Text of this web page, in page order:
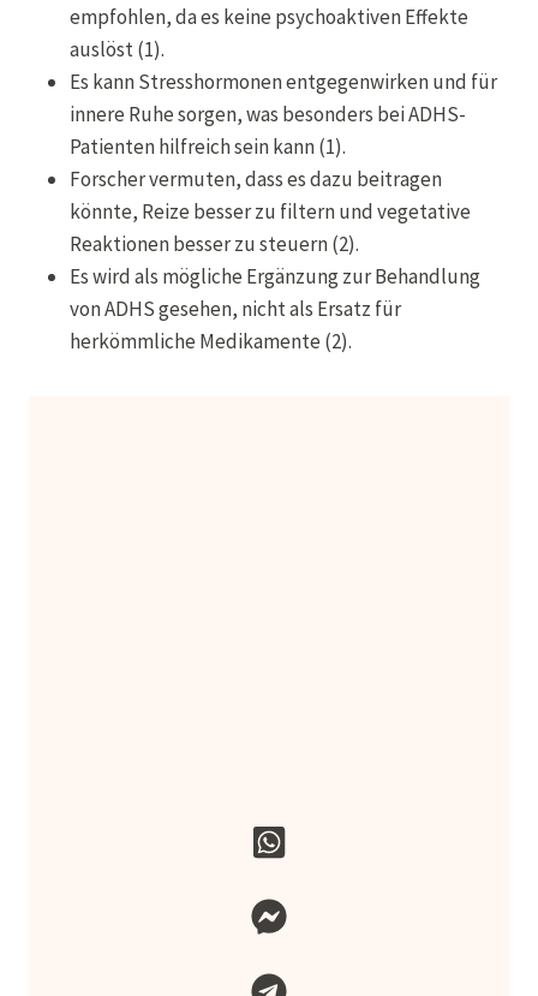
empfohlen, da es keine psychoaktiven Effekte
auslöst (1).
Es kann Stresshormonen entgegenwirken und für
innere Ruhe sorgen, was besonders bei ADHS-
Patienten hilfreich sein kann (1).
Forscher vermuten, dass es dazu beitragen
könnte, Reize besser zu filtern und vegetative
Reaktionen besser zu steuern (2).
Es wird als mögliche Ergänzung zur Behandlung
von ADHS gesehen, nicht als Ersatz für
herkömmliche Medikamente (2).